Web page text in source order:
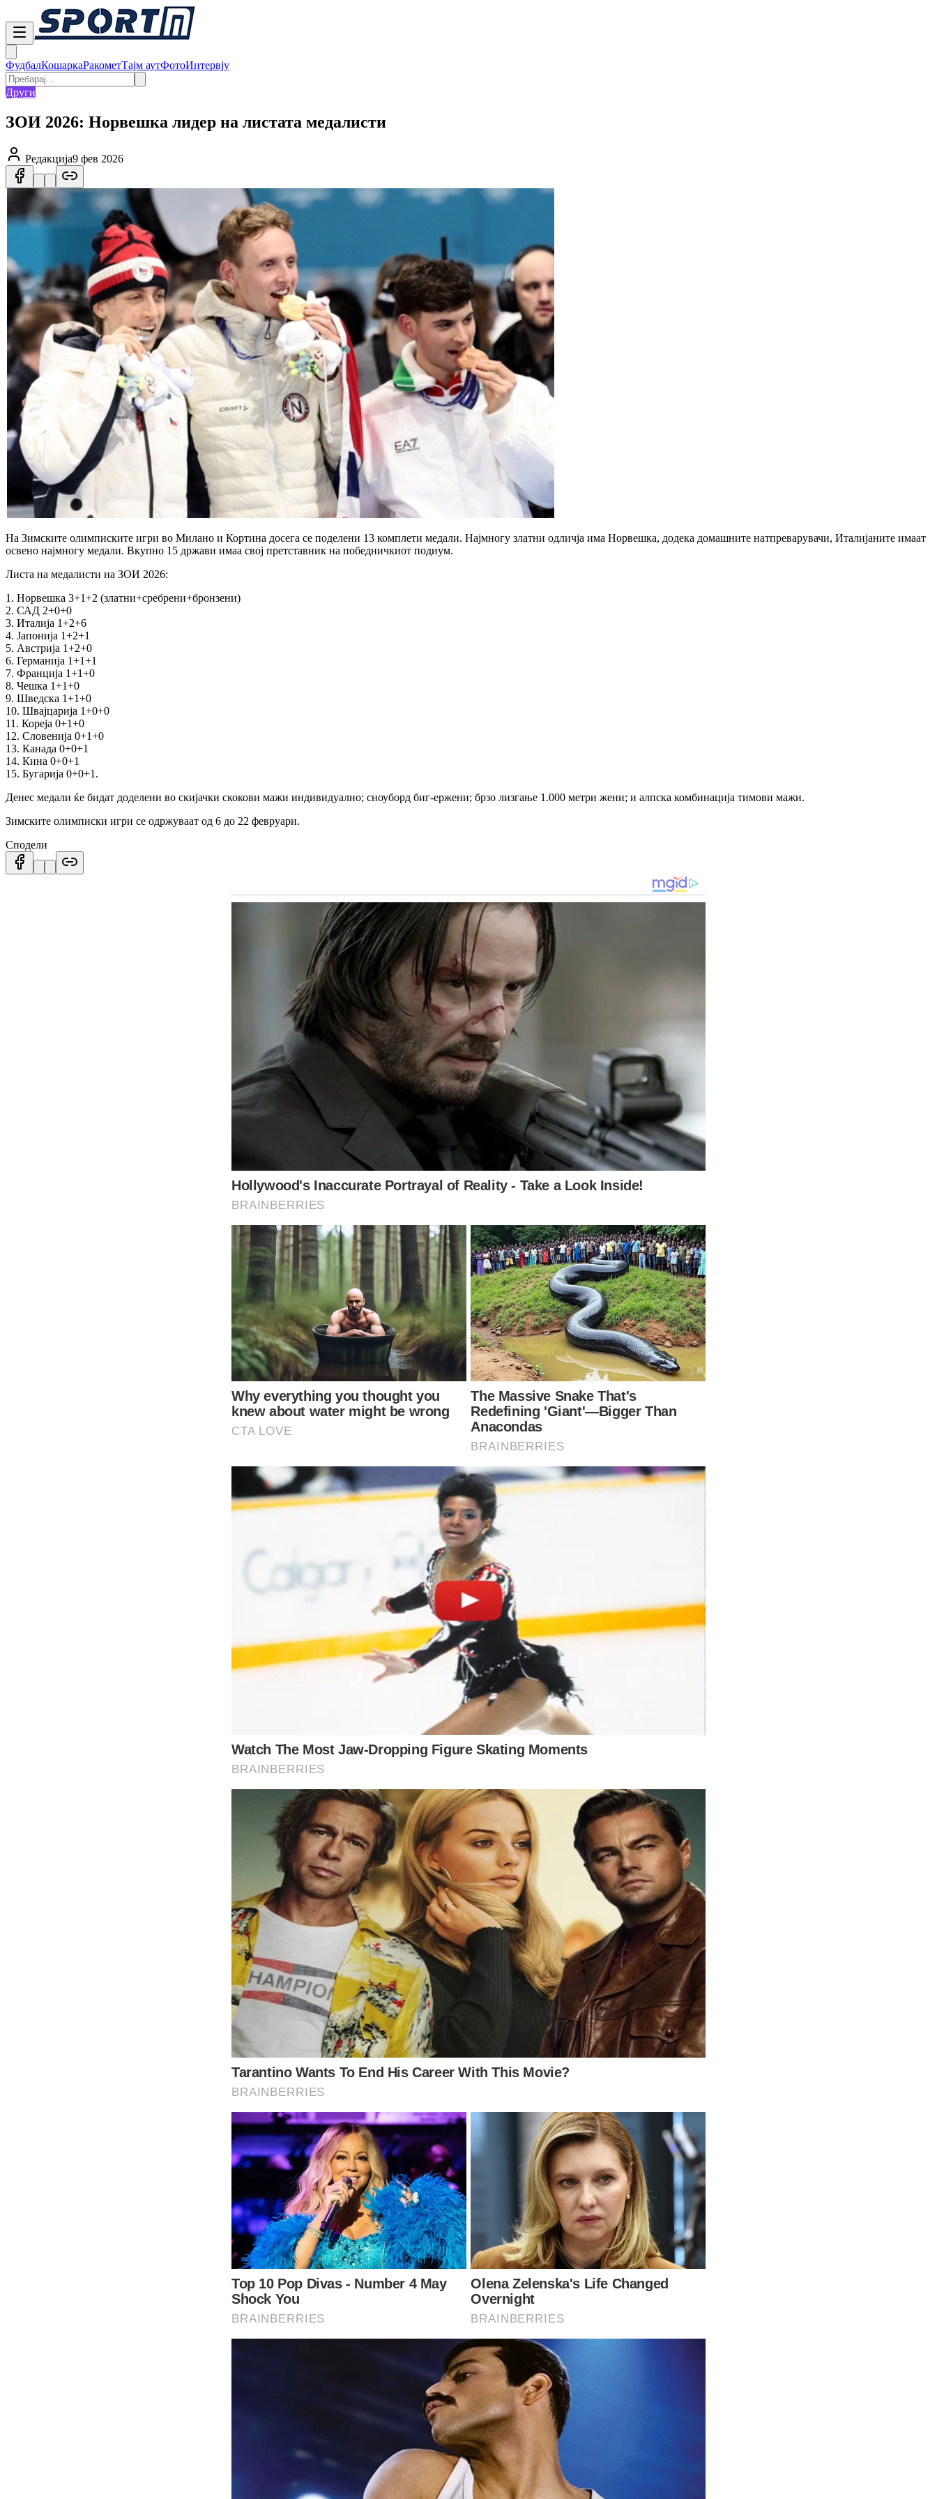
ФудбалКошаркаРакометТајм аутФотоИнтервју
Други
ЗОИ 2026: Норвешка лидер на листата медалисти
Редакција9 фев 2026
На Зимските олимписките игри во Милано и Кортина досега се поделени 13 комплети медали. Најмногу златни одличја има Норвешка, додека домашните натпреварувачи, Италијаните имаат
освено најмногу медали. Вкупно 15 држави имаа свој претставник на победничкиот подиум.
Листа на медалисти на ЗОИ 2026:
1. Норвешка 3+1+2 (златни+сребрени+бронзени)
2. САД 2+0+0
3. Италија 1+2+6
4. Јапонија 1+2+1
5. Австрија 1+2+0
6. Германија 1+1+1
7. Франција 1+1+0
8. Чешка 1+1+0
9. Шведска 1+1+0
10. Швајцарија 1+0+0
11. Кореја 0+1+0
12. Словенија 0+1+0
13. Канада 0+0+1
14. Кина 0+0+1
15. Бугарија 0+0+1.
Денес медали ќе бидат доделени во скијачки скокови мажи индивидуално; сноуборд биг-ержени; брзо лизгање 1.000 метри жени; и алпска комбинација тимови мажи.
Зимските олимписки игри се одржуваат од 6 до 22 февруари.
Сподели